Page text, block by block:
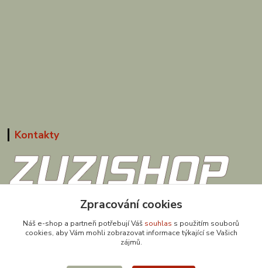
Kontakty
obchod@zuzishop.cz
Zpracování cookies
Náš e-shop a partneři potřebují Váš souhlas s použitím souborů
cookies, aby Vám mohli zobrazovat informace týkající se Vašich
zájmů.